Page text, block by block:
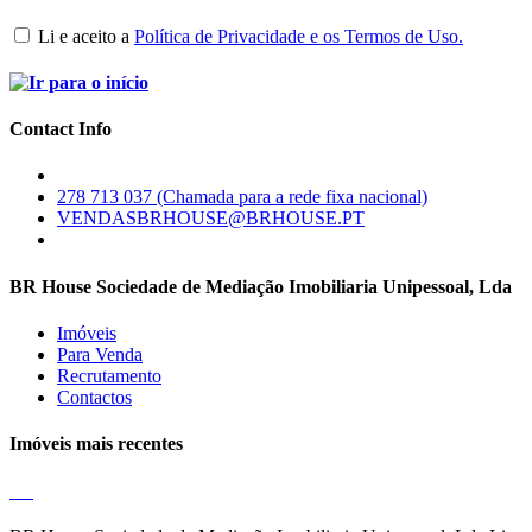
Li e aceito a Política de Privacidade e os Termos de Uso.
Contact Info
278 713 037 (Chamada para a rede fixa nacional)
VENDASBRHOUSE@BRHOUSE.PT
BR House Sociedade de Mediação Imobiliaria Unipessoal, Lda
Imóveis
Para Venda
Recrutamento
Contactos
Imóveis mais recentes